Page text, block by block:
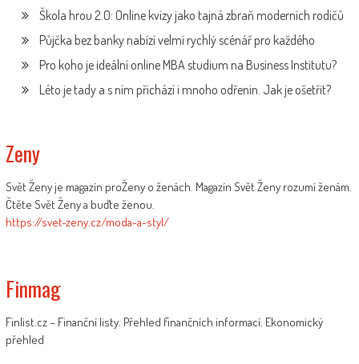
Škola hrou 2.0: Online kvízy jako tajná zbraň moderních rodičů
Půjčka bez banky nabízí velmi rychlý scénář pro každého
Pro koho je ideální online MBA studium na Business Institutu?
Léto je tady a s ním přichází i mnoho odřenin. Jak je ošetřit?
Zeny
Svět Ženy je magazín proŽeny o ženách. Magazín Svět Ženy rozumí ženám.
Čtěte Svět Ženy a buďte ženou.
https://svet-zeny.cz/moda-a-styl/
Finmag
Finlist.cz – Finanční listy. Přehled finančních informací. Ekonomický
přehled